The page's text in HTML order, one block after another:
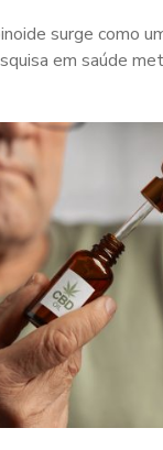
surge como
em saúde